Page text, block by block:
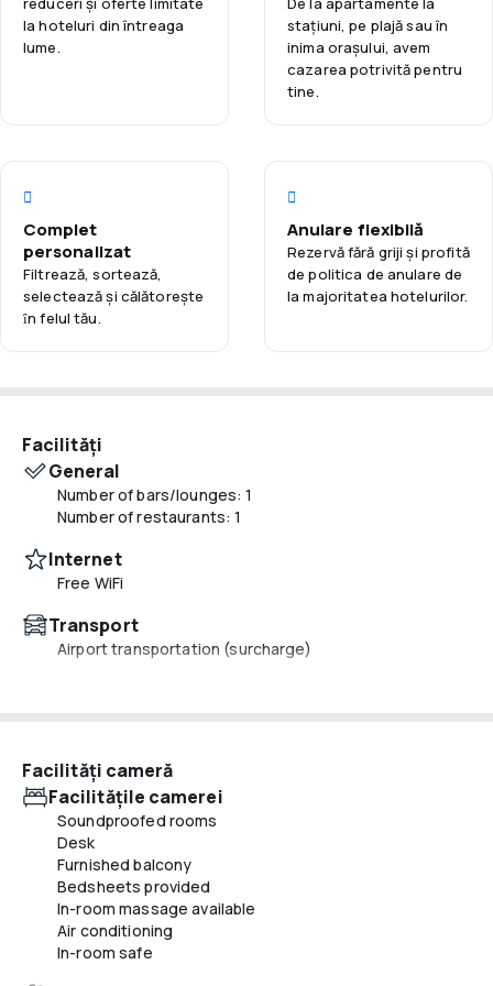
dotată cu televiziune prin satelit, Wi-Fi gratuit și un
espressor, asigurând confortul și relaxarea după o zi plină
în preparate din bucătăria mediteraneană și un bar cu
Maleme Mare Beach Resort Hotel este o alegere excelentă
pentru cei care caută liniște și diverse atracții într-un cadru
frumos.
la hoteluri din întreaga
lume.
staţiuni, pe plajă sau în
inima orașului, avem
cazarea potrivită pentru
tine.
Complet
personalizat
Filtrează, sortează,
selectează și călătoreşte
ȋn felul tău.
Anulare flexibilă
Rezervă fără griji și profită
de politica de anulare de
la majoritatea hotelurilor.
Facilități
General
Number of bars/lounges: 1
Number of restaurants: 1
Internet
Free WiFi
Transport
Airport transportation (surcharge)
Mâncăruri și băuturi
Television in common areas
Free breakfast
Barbecue grill(s)
Snack bar/deli
Coffee/tea in common areas
Piscină și wellness
Beach umbrellas
Facilităţi cameră
Facilităţile camerei
Soundproofed rooms
Desk
Furnished balcony
Bedsheets provided
In-room massage available
Air conditioning
In-room safe